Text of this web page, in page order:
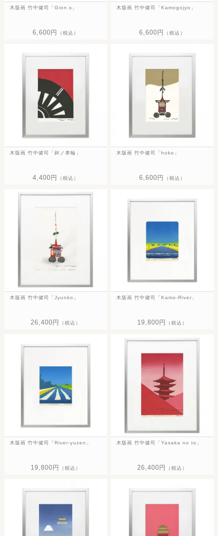
木版画 竹中健司「Gion.s」
6,600円 （税込）
木版画 竹中健司「Kamogojyo」
6,600円 （税込）
木版画 竹中健司「鉾ノ車輪」
4,400円 （税込）
木版画 竹中健司「hoko」
6,600円 （税込）
木版画 竹中健司「Jyunko」
26,400円 （税込）
木版画 竹中健司「Kamo-River」
19,800円 （税込）
木版画 竹中健司「River-yuzen」
19,800円 （税込）
木版画 竹中健司「Yasaka no to」
26,400円 （税込）